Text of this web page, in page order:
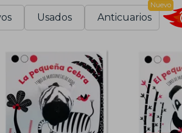
Usados Anticuarios
Nuevo